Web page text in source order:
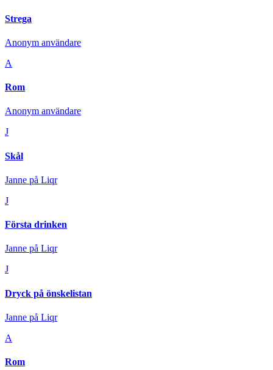
Strega
Anonym användare
A
Rom
Anonym användare
J
Skål
Janne på Liqr
J
Första drinken
Janne på Liqr
J
Dryck på önskelistan
Janne på Liqr
A
Rom